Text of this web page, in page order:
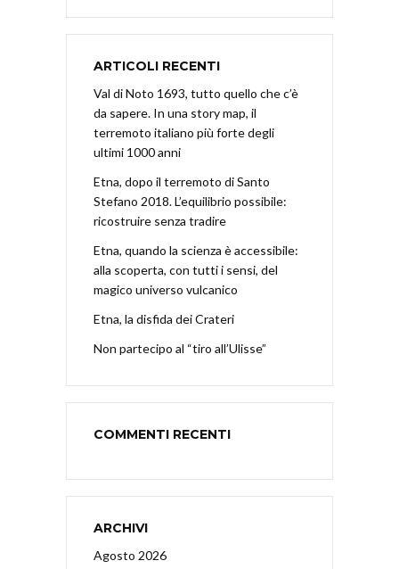
ARTICOLI RECENTI
Val di Noto 1693, tutto quello che c’è
da sapere. In una story map, il
terremoto italiano più forte degli
ultimi 1000 anni
Etna, dopo il terremoto di Santo
Stefano 2018. L’equilibrio possibile:
ricostruire senza tradire
Etna, quando la scienza è accessibile:
alla scoperta, con tutti i sensi, del
magico universo vulcanico
Etna, la disfida dei Crateri
Non partecipo al “tiro all’Ulisse”
COMMENTI RECENTI
ARCHIVI
Agosto 2026